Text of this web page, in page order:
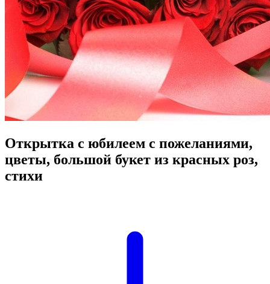
Открытка с юбилеем с пожеланиями,
цветы, большой букет из красных роз,
стихи